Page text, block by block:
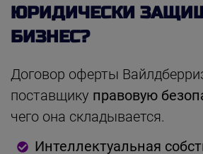
ЮРИДИЧЕСКИ
БИЗНЕС?
Договор оферты
поставщику правовую
чего она складывается.
Интеллектуальная